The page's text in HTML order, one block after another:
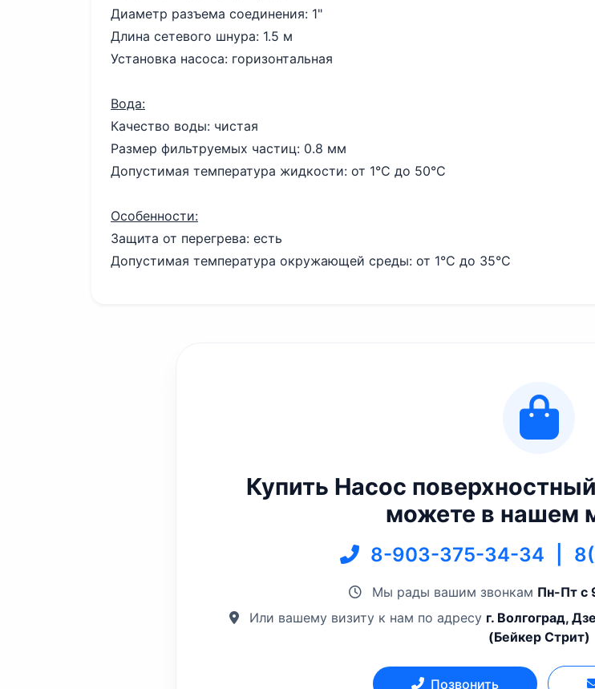
Диаметр разъема соединения: 1"
Длина сетевого шнура: 1.5 м
Установка насоса: горизонтальная
Вода:
Качество воды: чистая
Размер фильтруемых частиц: 0.8 мм
Допустимая температура жидкости: от 1°C до 50°C
Особенности:
Защита от перегрева: есть
Допустимая температура окружающей среды: от 1°C до 35°C
Купить Насос
можете в нашем
8-903-375-34-34
Мы рады вашим звонкам Пн-Пт с
Или вашему визиту к нам по адресу г. Волгоград,
(Бейкер Стрит)
Позвонить